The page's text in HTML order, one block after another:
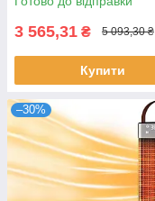
Електрообігрівач
3 565,31 ₴ 5 093,30 ₴
Купити
–30%